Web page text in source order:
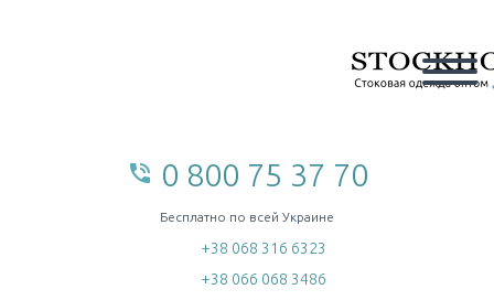
phone_in_talk 0 800 75 37 70
Бесплатно по всей Украине
+38 068 316 6323
+38 066 068 3486